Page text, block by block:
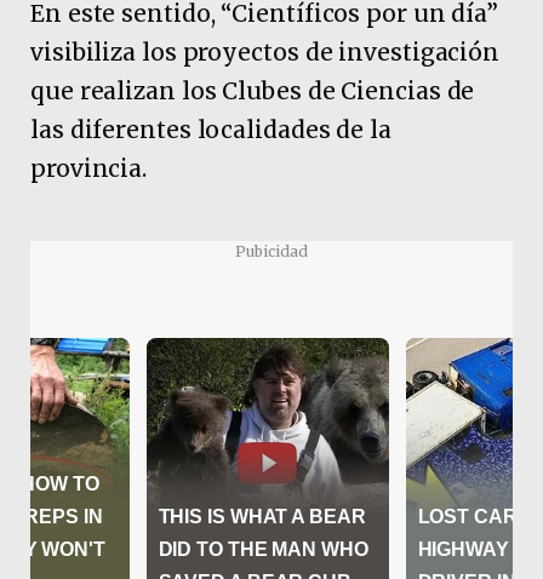
En este sentido, “Científicos por un día”
visibiliza los proyectos de investigación
que realizan los Clubes de Ciencias de
las diferentes localidades de la
provincia.
Pubicidad